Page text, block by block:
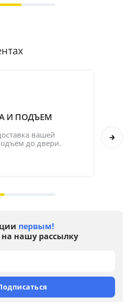
И ПОДЪЕМ
вашей
до двери.
первым!
нашу рассылку